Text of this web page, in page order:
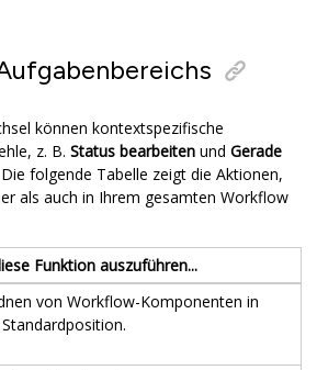
können kontextspezifische
z. B. Status bearbeiten und Gerade
folgende Tabelle zeigt die Aktionen,
als auch in Ihrem gesamten Workflow
Funktion auszuführen...
von Workflow-Komponenten in